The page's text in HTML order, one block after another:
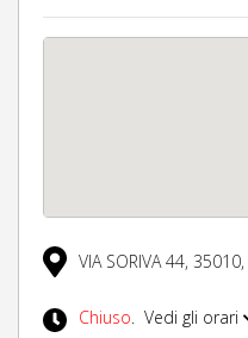
VIA SORIVA 44, 35010,
Chiuso. Vedi gli orari